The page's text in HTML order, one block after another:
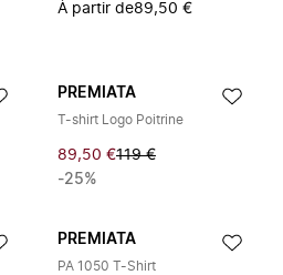
À partir de89,50 €
PREMIATA
T-shirt Logo Poitrine
89,50 €119 €
-25%
PREMIATA
PA 1050 T-Shirt